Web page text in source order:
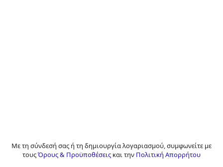
Με τη σύνδεσή σας ή τη δημιουργία λογαριασμού, συμφωνείτε με
τουςΌρους & Προϋποθέσεις και την Πολιτική Απορρήτου